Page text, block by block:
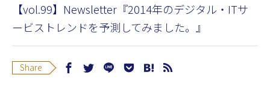
【vol.99】Newsletter『2014年のデジタル・ITサ
ービストレンドを予測してみました。』
Share